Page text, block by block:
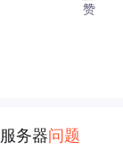
赞
服务器问题